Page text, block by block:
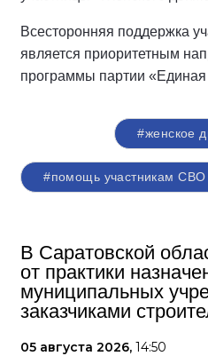
Всесторонняя поддержка
является приоритетным
программы партии «Единая
#женское
#помощь участникам СВО
В Саратовской
от практики
муниципальных
заказчиками
05 августа 2026, 14:50